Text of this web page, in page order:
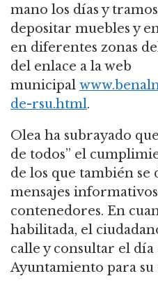
mano los días y
depositar muebles y
en diferentes zonas
del enlace a la web
municipal
de-rsu.html.
Olea ha subrayado
de todos” el
de los que también se
mensajes
contenedores. En
habilitada, el
calle y consultar el
Ayuntamiento para